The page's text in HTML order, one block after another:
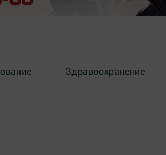
Здравоохранение